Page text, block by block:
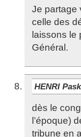
Je partage
celle des
laissons le
Général.
HENRI
dès le
l’époque)
tribune en